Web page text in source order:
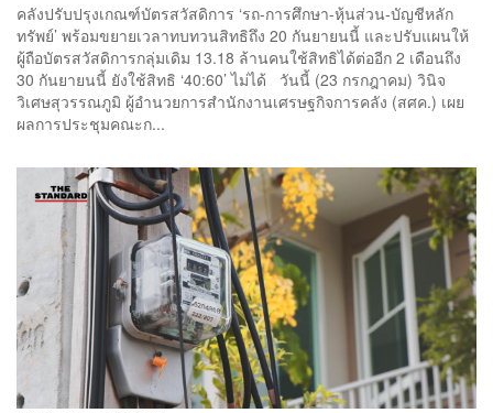
คลังปรับปรุงเกณฑ์บัตรสวัสดิการ ‘รถ-การศึกษา-หุ้นส่วน-บัญชีหลัก
ทรัพย์’ พร้อมขยายเวลาทบทวนสิทธิถึง 20 กันยายนนี้ และปรับแผนให้
ผู้ถือบัตรสวัสดิการกลุ่มเดิม 13.18 ล้านคนใช้สิทธิได้ต่ออีก 2 เดือนถึง
30 กันยายนนี้ ยังใช้สิทธิ ‘40:60’ ไม่ได้ วันนี้ (23 กรกฎาคม) วินิจ
วิเศษสุวรรณภูมิ ผู้อำนวยการสำนักงานเศรษฐกิจการคลัง (สศค.) เผย
ผลการประชุมคณะก...